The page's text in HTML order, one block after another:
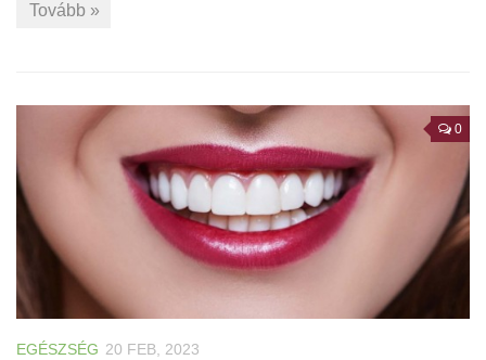
Tovább »
0
EGÉSZSÉG 20 FEB, 2023